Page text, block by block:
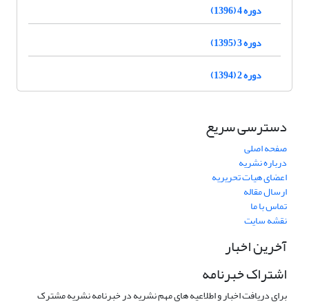
دوره 4 (1396)
دوره 3 (1395)
دوره 2 (1394)
دسترسی سریع
صفحه اصلی
درباره نشریه
اعضای هیات تحریریه
ارسال مقاله
تماس با ما
نقشه سایت
آخرین اخبار
اشتراک خبرنامه
برای دریافت اخبار و اطلاعیه های مهم نشریه در خبرنامه نشریه مشترک